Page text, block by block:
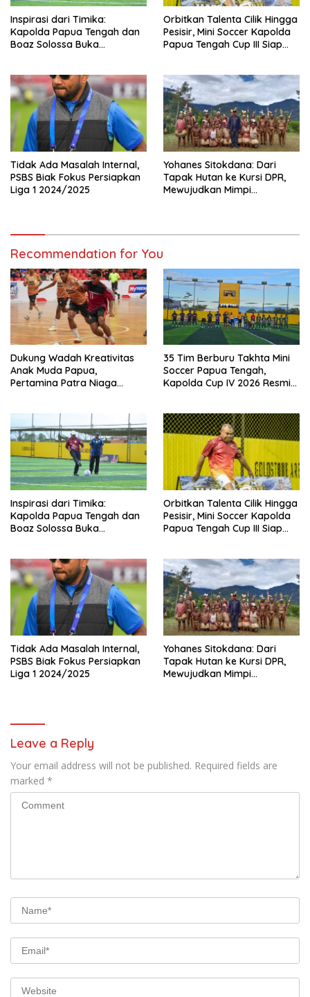
Inspirasi dari Timika:
Kapolda Papua Tengah dan
Boaz Solossa Buka
Bola
Orbitkan Talenta Cilik Hingga
Pesisir, Mini Soccer Kapolda
Papua Tengah Cup III Siap
Tidak Ada Masalah Internal,
PSBS Biak Fokus Persiapkan
Liga 1 2024/2025
Yohanes Sitokdana: Dari
Tapak Hutan ke Kursi DPR,
Mewujudkan Mimpi
Recommendation for You
Dukung Wadah Kreativitas
Anak Muda Papua,
Pertamina Patra Niaga
Competition 2026
35 Tim Berburu Takhta Mini
Soccer Papua Tengah,
Kapolda Cup IV 2026 Resmi
Inspirasi dari Timika:
Kapolda Papua Tengah dan
Boaz Solossa Buka
Bola
Orbitkan Talenta Cilik Hingga
Pesisir, Mini Soccer Kapolda
Papua Tengah Cup III Siap
Tidak Ada Masalah Internal,
PSBS Biak Fokus Persiapkan
Liga 1 2024/2025
Yohanes Sitokdana: Dari
Tapak Hutan ke Kursi DPR,
Mewujudkan Mimpi
Leave a Reply
Your email address will not be published. Required fields are
marked *